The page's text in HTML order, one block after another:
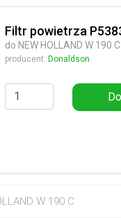
W 190 C
Filtr powietrza
do NEW HOLLAND W 190 C
producent: Donaldson